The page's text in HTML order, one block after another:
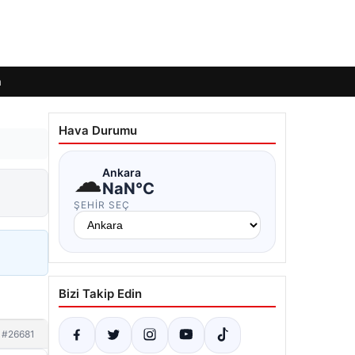
#26681
Hava Durumu
☁Ankara
NaN°C
ŞEHIR SEÇ
Bizi Takip Edin